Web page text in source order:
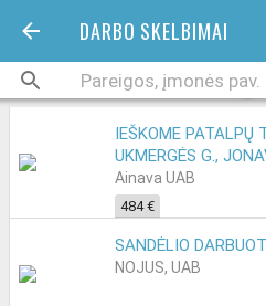
DARBO SKELBIMAI
IEŠKOME PATALPŲ
UKMERGĖS G.,
Ainava UAB
484 €
SANDĖLIO
NOJUS, UAB